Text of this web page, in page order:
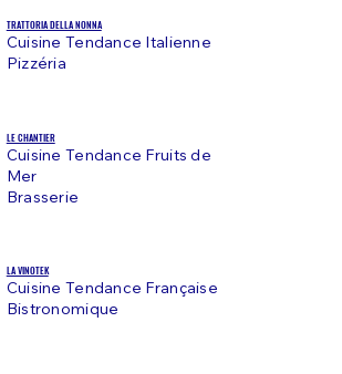
TRATTORIA DELLA NONNA
Cuisine Tendance Italienne
Pizzéria
LE CHANTIER
Cuisine Tendance Fruits de
Mer
Brasserie
LA VINOTEK
Cuisine Tendance Française
Bistronomique